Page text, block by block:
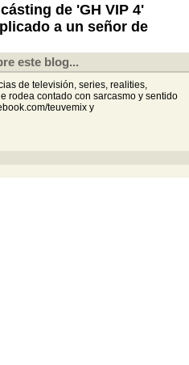
de 'GH VIP 4'
a un señor de
este blog...
de televisión, series, realities,
rodea contado con sarcasmo y sentido
teuvemix y